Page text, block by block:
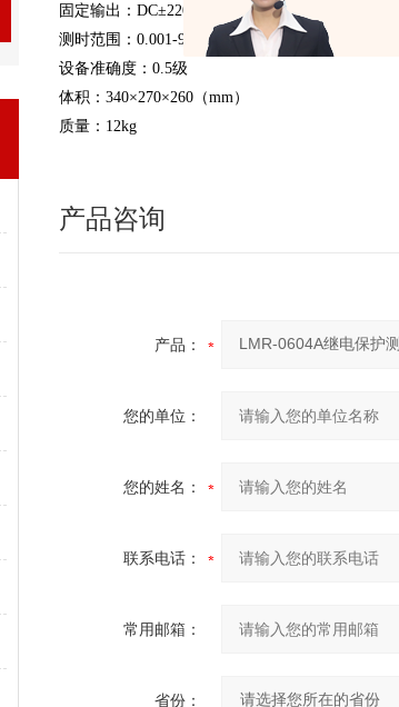
固定输出：DC±220V
测时范围：0.001-999.999S
设备准确度：0.5级
体积：340×270×260（mm）
质量：12kg
产品咨询
产品：
您的单位：
您的姓名：
联系电话：
常用邮箱：
省份：